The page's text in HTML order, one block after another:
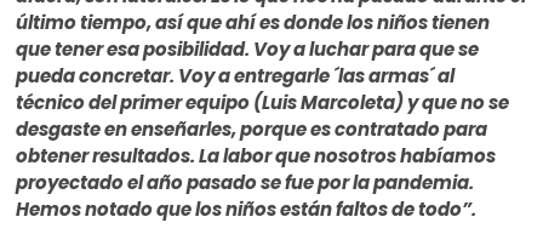
último tiempo, así que ahí es donde los niños tienen
que tener esa posibilidad. Voy a luchar para que se
pueda concretar. Voy a entregarle ´las armas´ al
técnico del primer equipo (Luis Marcoleta) y que no se
desgaste en enseñarles, porque es contratado para
obtener resultados. La labor que nosotros habíamos
proyectado el año pasado se fue por la pandemia.
Hemos notado que los niños están faltos de todo”.